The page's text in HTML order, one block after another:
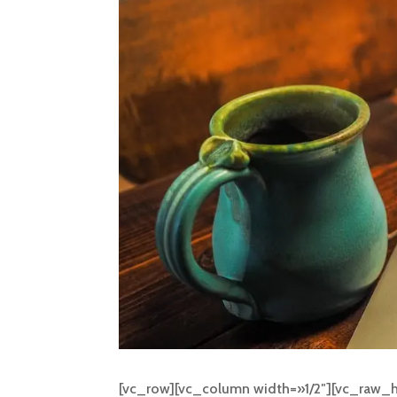
[vc_row][vc_column width=»1/